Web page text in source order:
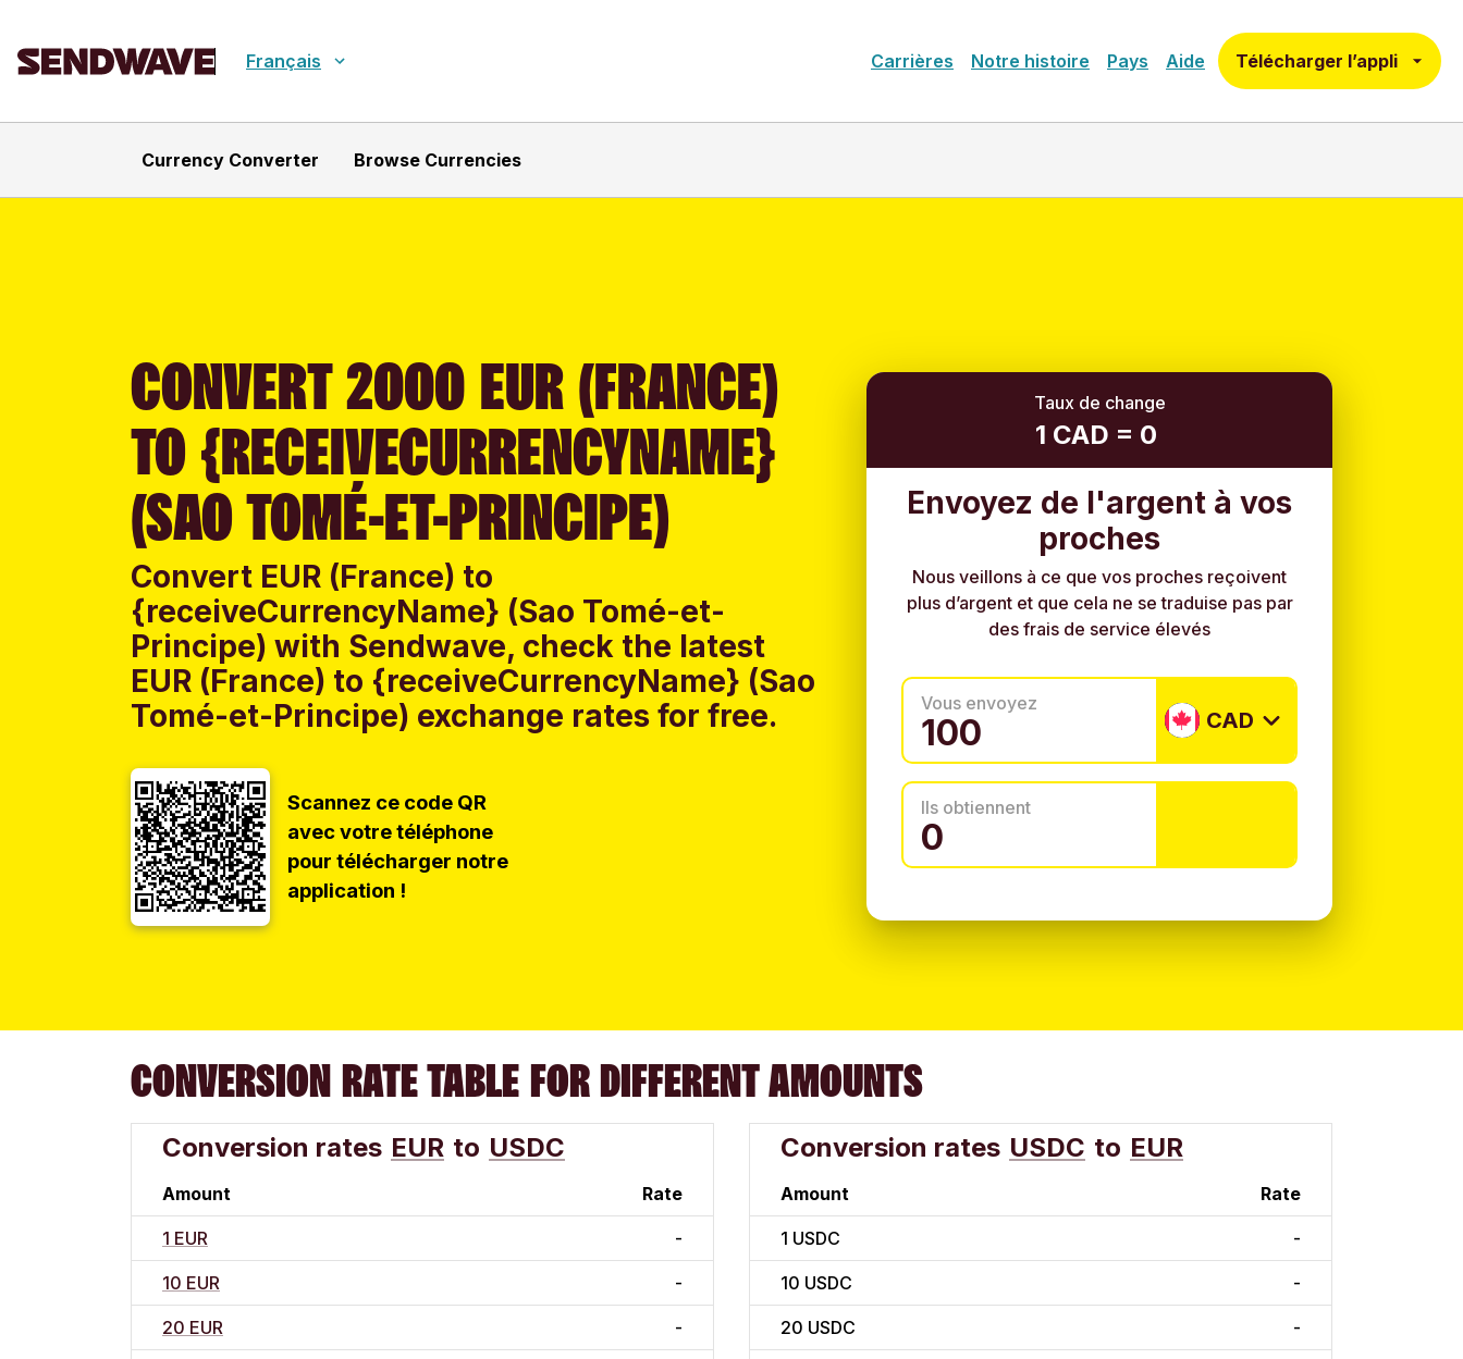
Français Carrières Notre histoire Pays Aide Télécharger l’appli
Currency Converter Browse Currencies
CONVERT 2000 EUR (FRANCE)
TO {RECEIVECURRENCYNAME}
(SAO TOMÉ-ET-PRINCIPE)
Convert EUR (France) to
{receiveCurrencyName} (Sao Tomé-et-
Principe) with Sendwave, check the latest
EUR (France) to {receiveCurrencyName} (Sao
Tomé-et-Principe) exchange rates for free.
Scannez ce code QR
avec votre téléphone
pour télécharger notre
application !
Taux de change
1 CAD = 0
Envoyez de l'argent à vos
proches
Nous veillons à ce que vos proches reçoivent
plus d’argent et que cela ne se traduise pas par
des frais de service élevés
Vous envoyez
CAD
Ils obtiennent
CONVERSION RATE TABLE FOR DIFFERENT AMOUNTS
Conversion rates EUR to USDC
Amount Rate
1 EUR -
10 EUR -
20 EUR -
Conversion rates USDC to EUR
Amount Rate
1 USDC -
10 USDC -
20 USDC -